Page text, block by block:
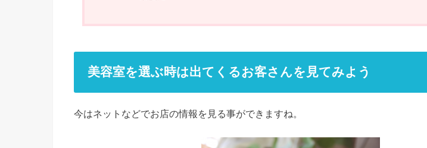
美容室を選ぶ時は出てくるお客さんを見てみよう
今はネットなどでお店の情報を見る事ができますね。